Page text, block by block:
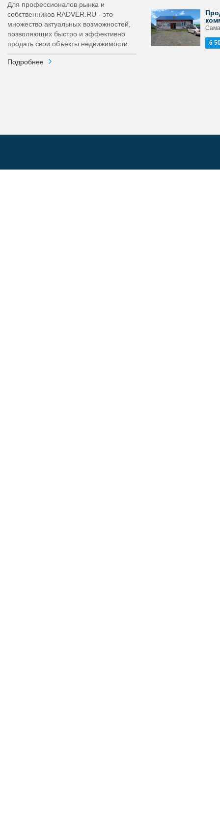
Для профессионалов рынка и
собственников RADVER.RU - это
множество актуальных возможностей,
позволяющих быстро и эффективно
продать свои объекты недвижимости.
Подробнее
6